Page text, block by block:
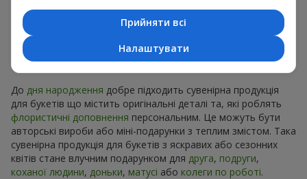
бюджет.
Сувенірна продукція до
букетів на День народження
До дня народження добре підходить сувенірна продукція
для букетів що містить оригінальні деталі та, які роблять
флористичні доповнення персональним. Це можуть бути
авторські вироби або міні-подарунки з теплим змістом. Така
сувенірна продукція для букетів з яскравих або сезонних
квітів стане влучним подарунком для друга, подруги,
коханої людини, доньки, матусі або колеги по роботі.
Прийняти всі
Налаштувати